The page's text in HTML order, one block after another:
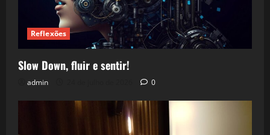
Reflexões
Slow Down, fluir e sentir!
admin 0